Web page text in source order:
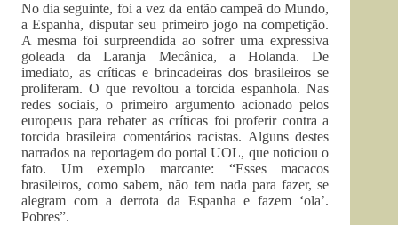
No dia seguinte, foi a vez da então campeã do Mundo,
a Espanha, disputar seu primeiro jogo na competição.
A mesma foi surpreendida ao sofrer uma expressiva
goleada da Laranja Mecânica, a Holanda. De
imediato, as críticas e brincadeiras dos brasileiros se
proliferam. O que revoltou a torcida espanhola. Nas
redes sociais, o primeiro argumento acionado pelos
europeus para rebater as críticas foi proferir contra a
torcida brasileira comentários racistas. Alguns destes
narrados na reportagem do portal UOL, que noticiou o
fato. Um exemplo marcante: “Esses macacos
brasileiros, como sabem, não tem nada para fazer, se
alegram com a derrota da Espanha e fazem ‘ola’.
Pobres”.